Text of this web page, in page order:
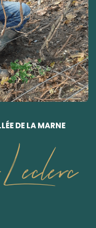
DE LA MARNE